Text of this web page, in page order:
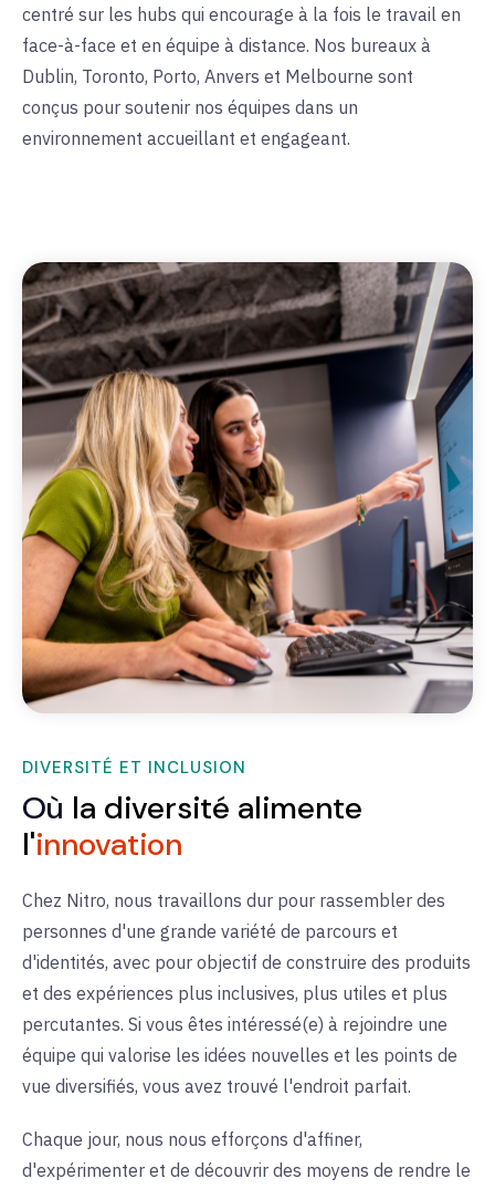
centré sur les hubs qui encourage à la fois le travail en
face-à-face et en équipe à distance. Nos bureaux à
Dublin, Toronto, Porto, Anvers et Melbourne sont
conçus pour soutenir nos équipes dans un
environnement accueillant et engageant.
DIVERSITÉ ET INCLUSION
Où la diversité alimente
l'innovation
Chez Nitro, nous travaillons dur pour rassembler des
personnes d'une grande variété de parcours et
d'identités, avec pour objectif de construire des produits
et des expériences plus inclusives, plus utiles et plus
percutantes. Si vous êtes intéressé(e) à rejoindre une
équipe qui valorise les idées nouvelles et les points de
vue diversifiés, vous avez trouvé l'endroit parfait.
Chaque jour, nous nous efforçons d'affiner,
d'expérimenter et de découvrir des moyens de rendre le